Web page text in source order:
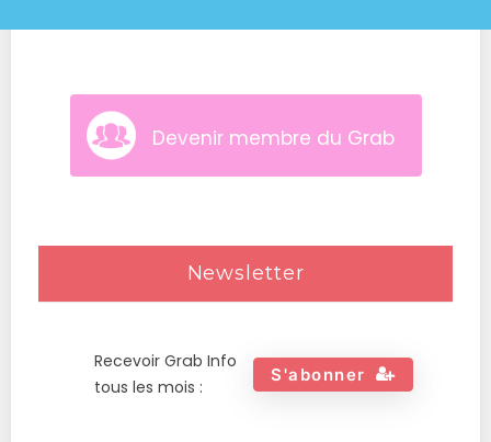
Devenir membre du Grab
Newsletter
Recevoir Grab Info
tous les mois :
S'abonner